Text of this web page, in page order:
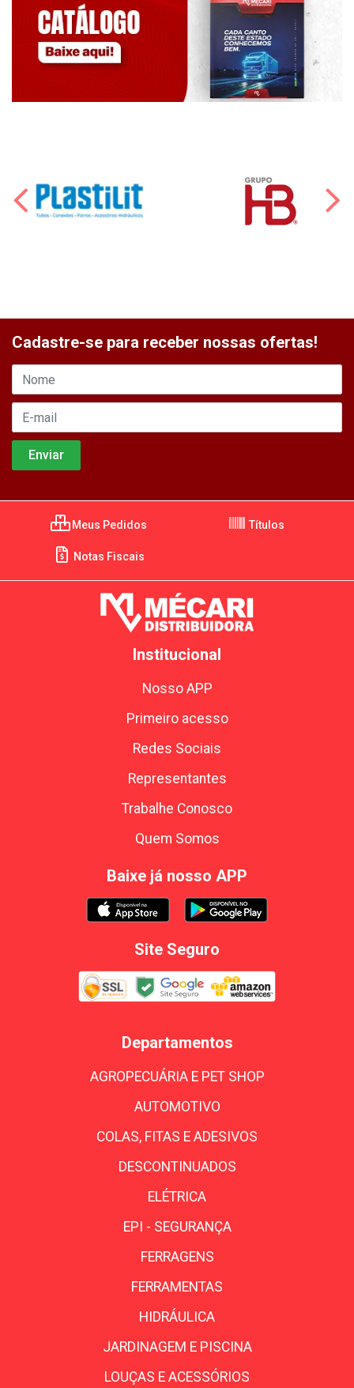
Cadastre-se para receber nossas ofertas!
Meus Pedidos Títulos
Notas Fiscais
Institucional
Nosso APP
Primeiro acesso
Redes Sociais
Representantes
Trabalhe Conosco
Quem Somos
Baixe já nosso APP
Site Seguro
Departamentos
AGROPECUÁRIA E PET SHOP
AUTOMOTIVO
COLAS, FITAS E ADESIVOS
DESCONTINUADOS
ELÉTRICA
EPI - SEGURANÇA
FERRAGENS
FERRAMENTAS
HIDRÁULICA
JARDINAGEM E PISCINA
LOUÇAS E ACESSÓRIOS